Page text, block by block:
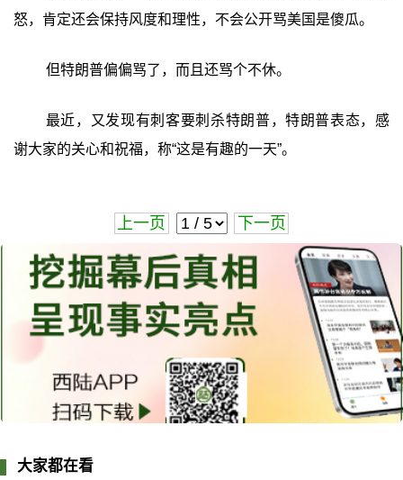
怒，肯定还会保持风度和理性，不会公开骂美国是傻瓜。
但特朗普偏偏骂了，而且还骂个不休。
最近，又发现有刺客要刺杀特朗普，特朗普表态，感
谢大家的关心和祝福，称“这是有趣的一天”。
上一页 下一页
大家都在看